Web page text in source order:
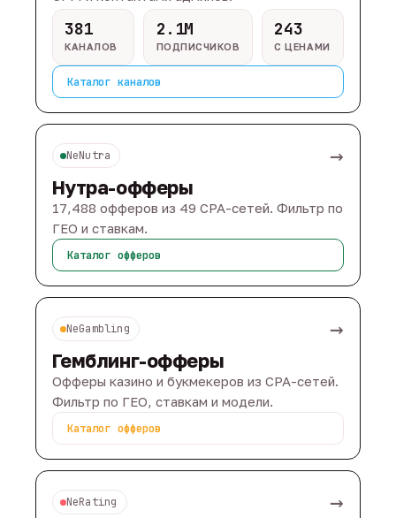
381
КАНАЛОВ
2.1M
ПОДПИСЧИКОВ
243
С ЦЕНАМИ
Каталог каналов
NeNutra →
Нутра-офферы
17,488 офферов из 49 CPA-сетей. Фильтр по
ГЕО и ставкам.
Каталог офферов
NeGambling →
Гемблинг-офферы
Офферы казино и букмекеров из CPA-сетей.
Фильтр по ГЕО, ставкам и модели.
Каталог офферов
NeRating →